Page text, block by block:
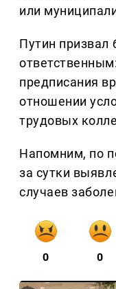
или
Путин призвал
предписания
отношении
трудовых
Напомним, по
за сутки
случаев
0 0